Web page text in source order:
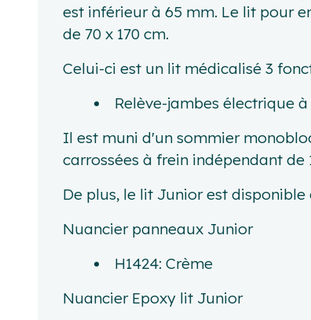
est inférieur à 65 mm. Le lit pour
de 70 x 170 cm.
Celui-ci est un lit médicalisé 3
Relève-jambes électrique
Il est muni d'un sommier
carrossées à frein indépendant de
De plus, le lit Junior est
Nuancier panneaux Junior
H1424: Crème
Nuancier Epoxy lit Junior